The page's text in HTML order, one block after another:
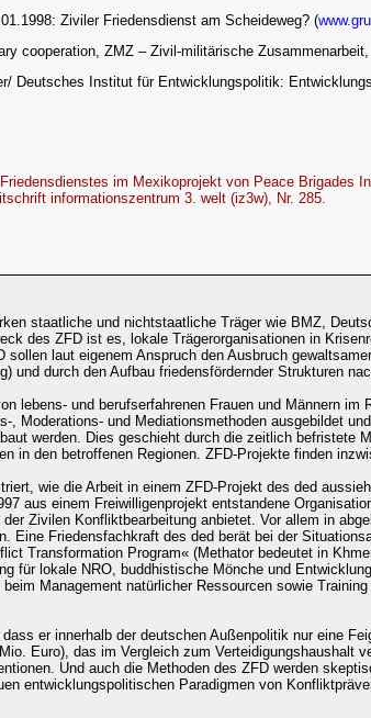
Ziviler Friedensdienst am Scheideweg? (
cooperation, ZMZ – Zivil-militärische
Deutsches Institut für Entwicklungspolitik:
im Mexikoprojekt von Peace Brigades
informationszentrum 3. welt (iz3w), Nr. 285.
staatliche und nichtstaatliche Träger wie BMZ,
des ZFD ist es, lokale Trägerorganisationen in
laut eigenem Anspruch den Ausbruch
und durch den Aufbau friedensfördernder Strukturen
lebens- und berufserfahrenen Frauen und Männern
, Moderations- und Mediationsmethoden ausgebildet
werden. Dies geschieht durch die zeitlich befristete
in den betroffenen Regionen. ZFD-Projekte finden
wie die Arbeit in einem ZFD-Projekt des ded
aus einem Freiwilligenprojekt entstandene
Zivilen Konfliktbearbeitung anbietet. Vor allem in
Eine Friedensfachkraft des ded berät bei der
Transformation Program« (Methator bedeutet in
für lokale NRO, buddhistische Mönche und
Management natürlicher Ressourcen sowie
er innerhalb der deutschen Außenpolitik nur eine
Euro), das im Vergleich zum Verteidigungshaushalt
Und auch die Methoden des ZFD werden
entwicklungspolitischen Paradigmen von